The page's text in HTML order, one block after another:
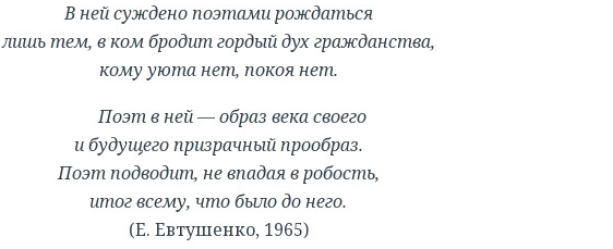
В ней суждено поэтами рождаться
лишь тем, в ком бродит гордый дух гражданства,
кому уюта нет, покоя нет.
Поэт в ней — образ века своего
и будущего призрачный прообраз.
Поэт подводит, не впадая в робость,
итог всему, что было до него.
(Е. Евтушенко, 1965)